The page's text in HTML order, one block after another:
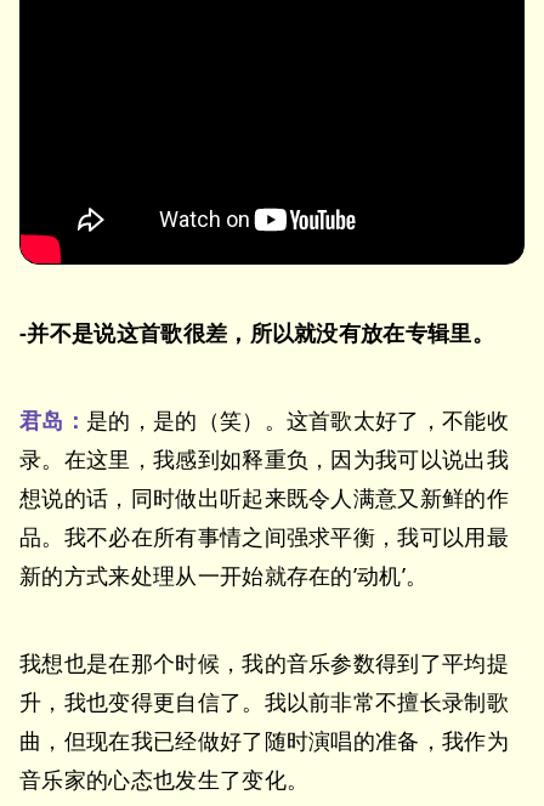
-并不是说这首歌很差，所以就没有放在专辑里。
君岛： 是的，是的（笑）。这首歌太好了，不能收
录。在这里，我感到如释重负，因为我可以说出我
想说的话，同时做出听起来既令人满意又新鲜的作
品。我不必在所有事情之间强求平衡，我可以用最
新的方式来处理从一开始就存在的’动机’。
我想也是在那个时候，我的音乐参数得到了平均提
升，我也变得更自信了。我以前非常不擅长录制歌
曲，但现在我已经做好了随时演唱的准备，我作为
音乐家的心态也发生了变化。